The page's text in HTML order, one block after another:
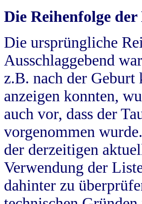
Die Reihenfolge
Die ursprüngliche
Ausschlaggebend
z.B. nach der
anzeigen konnten,
auch vor, dass der
vorgenommen
der derzeitigen
Verwendung der
dahinter zu